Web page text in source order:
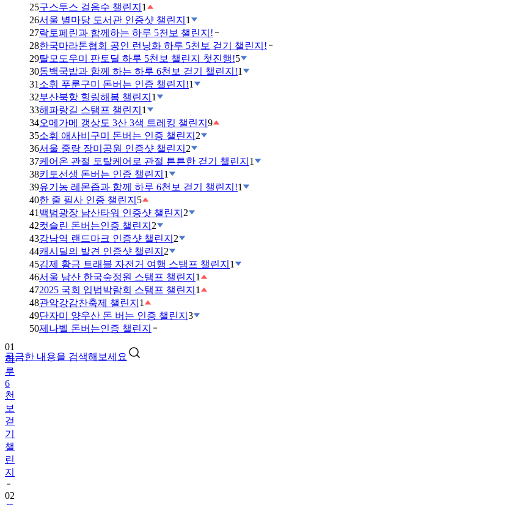
25구스투스 걸음수 챌린지 1
26서울 별마당 도서관 인증샷 챌린지 1
27락토페린과 함께하는 하루 5천보 챌린지!
28한국마라톤협회 공인 런닝화 하루 5천보 걷기 챌린지!
29탈모도우미 판토딜 하루 5천보 챌린지 첫진행!5
30동백국밥과 함께 하는 하루 6천보 걷기 챌린지!1
31 소휘 푸룬구미 돈버는 인증 챌린지!1
32부산북항 힐링해봄 챌린지 1
33해파랑길 스탬프 챌린지 1
34오메가메 갱상도 3산 3색 트레킹 챌린지 9
35소휘 애사비구미 돈버는 인증 챌린지 2
36서울 중랑 장미공원 인증샷 챌린지 2
37케어온 관절 토탈케어로 관절 튼튼한 걷기 챌린지 1
38키토선생 돈버는 인증 챌린지 1
39유기농 레몬즙과 함께 하루 6천보 걷기 챌린지!1
40한 줄 필사 인증 챌린지 5
41 백범광장 남산타워 인증샷 챌린지 2
42컷슬린 돈버는인증 챌린지 2
43강남역 랜드마크 인증샷 챌린지 2
44캐시딜의 발견 인증샷 챌린지 2
45김제 황금 트래블 자전거 여행 스탬프 챌린지 1
46서울 남산 한국숲정원 스탬프 챌린지 1
472025 국회 입법박람회 스탬프 챌린지 1
48관악강감찬축제 챌린지 1
49단자미 양우산 돈 버는 인증 챌린지 3
50제나벨 돈버는인증 챌린지
궁금한 내용을 검색해보세요
루
6
천
보
걷
기
챌
린
지
02
트
로